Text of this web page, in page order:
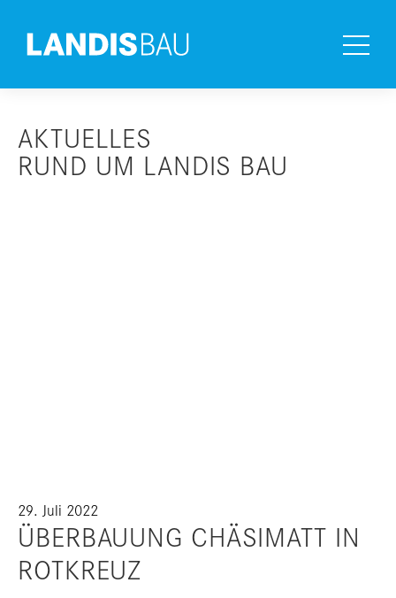
AKTUELLES
RUND UM LANDIS BAU
29. Juli 2022
ÜBERBAUUNG CHÄSIMATT IN
ROTKREUZ